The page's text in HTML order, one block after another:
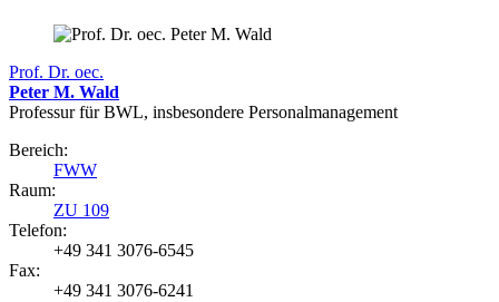
Prof. Dr. oec.
Peter M. Wald
Professur für BWL, insbesondere Personalmanagement
Bereich:
FWW
Raum:
ZU 109
Telefon:
+49 341 3076-6545
Fax:
+49 341 3076-6241